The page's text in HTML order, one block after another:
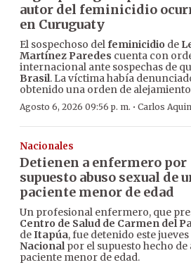
autor del feminicidio
en Curuguaty
El sospechoso delfeminicidio de
Martínez Paredes cuenta con
internacional ante sospechas de
Brasil. La víctima había
obtenido una orden de
Agosto 6, 2026 09:56 p. m. · Carlos
Nacionales
Detienen a enfermero por
supuesto abuso sexual de
paciente menor de edad
Un profesional enfermero, que
Centro de Salud de Carmen del
deItapúa, fue detenido este
Nacionalpor el supuesto hecho de
paciente menor de edad.